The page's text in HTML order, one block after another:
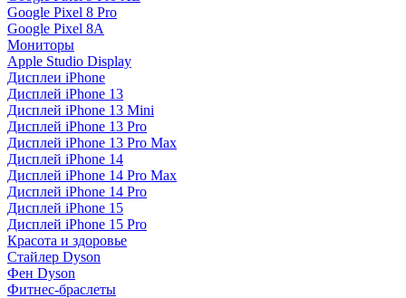
Google Pixel 8 Pro
Google Pixel 8A
Мониторы
Apple Studio Display
Дисплеи iPhone
Дисплей iPhone 13
Дисплей iPhone 13 Mini
Дисплей iPhone 13 Pro
Дисплей iPhone 13 Pro Max
Дисплей iPhone 14
Дисплей iPhone 14 Pro Max
Дисплей iPhone 14 Pro
Дисплей iPhone 15
Дисплей iPhone 15 Pro
Красота и здоровье
Стайлер Dyson
Фен Dyson
Фитнес-браслеты